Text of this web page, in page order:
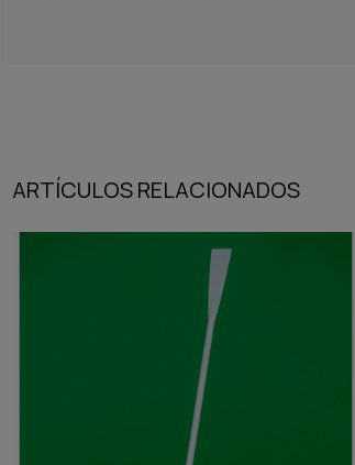
ARTÍCULOS RELACIONADOS